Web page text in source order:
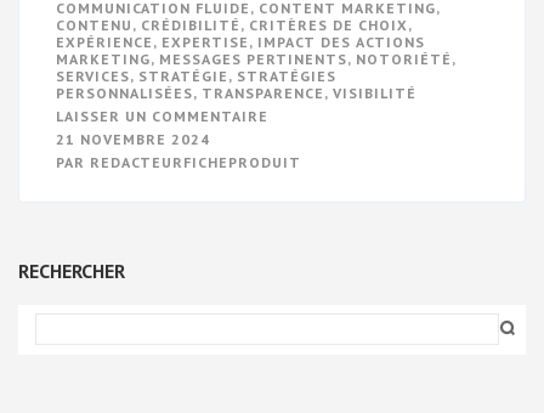
COMMUNICATION FLUIDE , CONTENT MARKETING,
CONTENU , CRÉDIBILITÉ , CRITÈRES DE CHOIX ,
EXPÉRIENCE , EXPERTISE , IMPACT DES ACTIONS
MARKETING, MESSAGES PERTINENTS, NOTORIÉTÉ ,
SERVICES, STRATÉGIE , STRATÉGIES
PERSONNALISÉES, TRANSPARENCE , VISIBILITÉ
LAISSER UN COMMENTAIRE
MARQUE
21 NOVEMBRE 2024
PAR REDACTEURFICHEPRODUIT
RECHERCHER